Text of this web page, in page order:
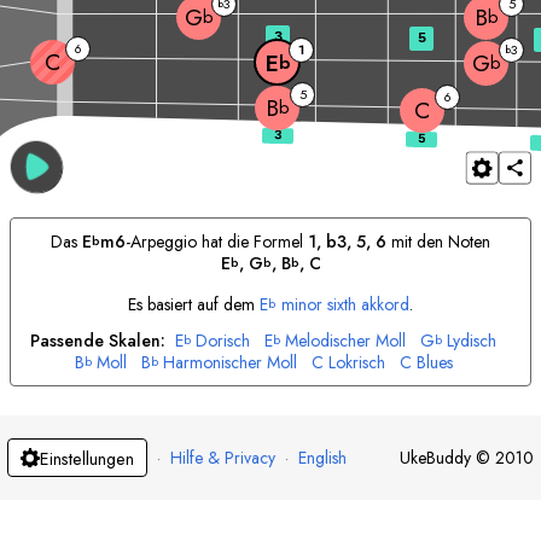
Bb 5 C 6
C 6 Eb 1 Gb
b3
Gb Bb
3 5
Das Ebm6-Arpeggio hat die Formel 1, b3, 5, 6 mit den Noten
Eb, Gb, Bb, C
Es basiert auf demEb minor sixth akkord.
Passende Skalen: Eb Dorisch Eb Melodischer Moll Gb Lydisch
Bb Moll Bb Harmonischer Moll C Lokrisch C Blues
Einstellungen · Hilfe & Privacy · English UkeBuddy © 2010